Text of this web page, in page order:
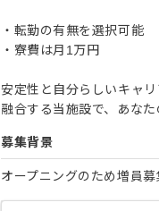
・転勤の有無を選択可能
・寮費は月1万円
安定性と自分らしいキャ
融合する当施設で、あな
募集背景
オープニングのため増員募